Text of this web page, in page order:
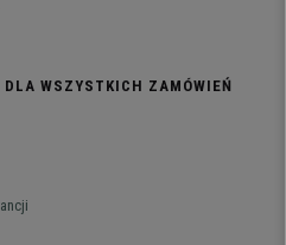
WSZYSTKICH ZAMÓWIEŃ